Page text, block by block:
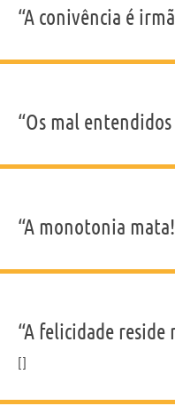
“A conivência é
“Os mal
“A monotonia
“A felicidade reside